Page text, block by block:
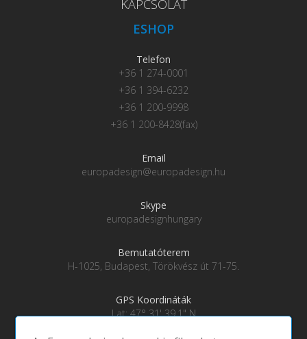
KAPCSOLAT
ESHOP
Telefon
+36 1 274-0001
+36 1 394-6232
+36 1 200-9998
+36 1 200-8428(fax)
Email
europadesign@europadesign.hu
Skype
europadesignhungary
Bemutatóterem
H-1025, Budapest, Törökvész út 71-75.
GPS Koordináták
Lat: 47° 31' 39.1" N